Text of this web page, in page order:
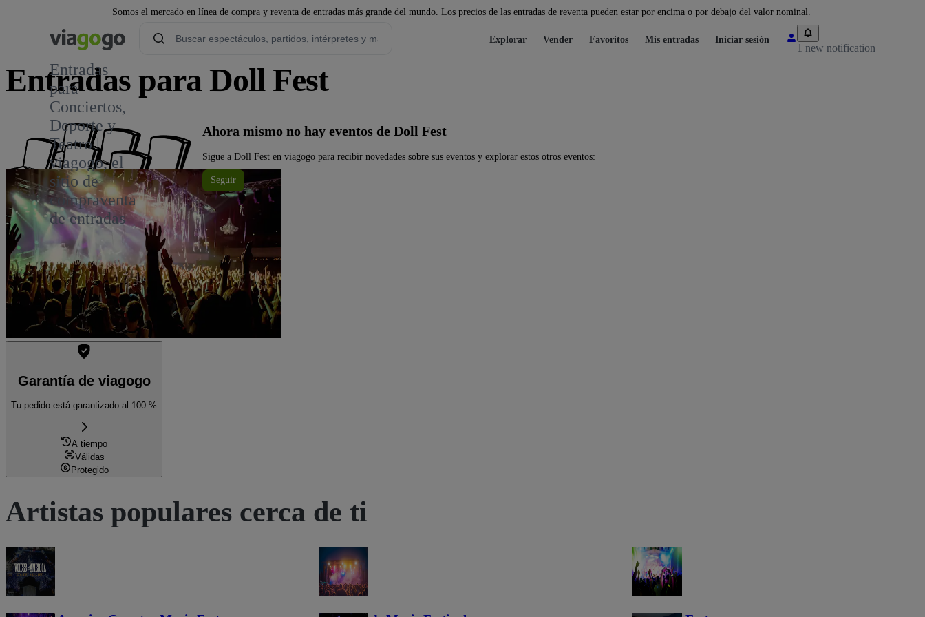
Somos el mercado en línea de compra y reventa de entradas más grande del mundo. Los precios de las entradas de reventa pueden estar por encima o por debajo del valor nominal.
Entradas
para
Conciertos,
Deporte y
Teatro |
viagogo, el
sitio de
compraventa
de entradas
Explorar Vender Favoritos Mis entradas Iniciar sesión
1 new notification
Entradas para Doll Fest
Ahora mismo no hay eventos de Doll Fest
Sigue a Doll Fest en viagogo para recibir novedades sobre sus eventos y explorar estos otros eventos:
Seguir
Garantía de viagogo
Tu pedido está garantizado al 100 %
A tiempo
Válidas
Protegido
Artistas populares cerca de ti